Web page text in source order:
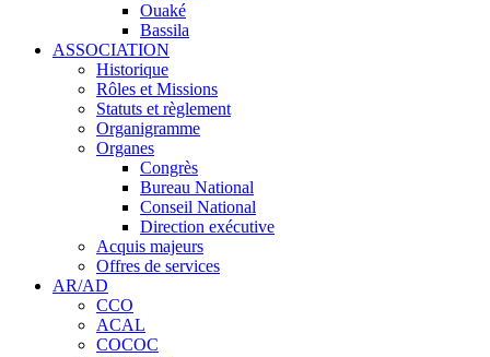
Ouaké
Bassila
ASSOCIATION
Historique
Rôles et Missions
Statuts et règlement
Organigramme
Organes
Congrès
Bureau National
Conseil National
Direction exécutive
Acquis majeurs
Offres de services
AR/AD
CCO
ACAL
COCOC